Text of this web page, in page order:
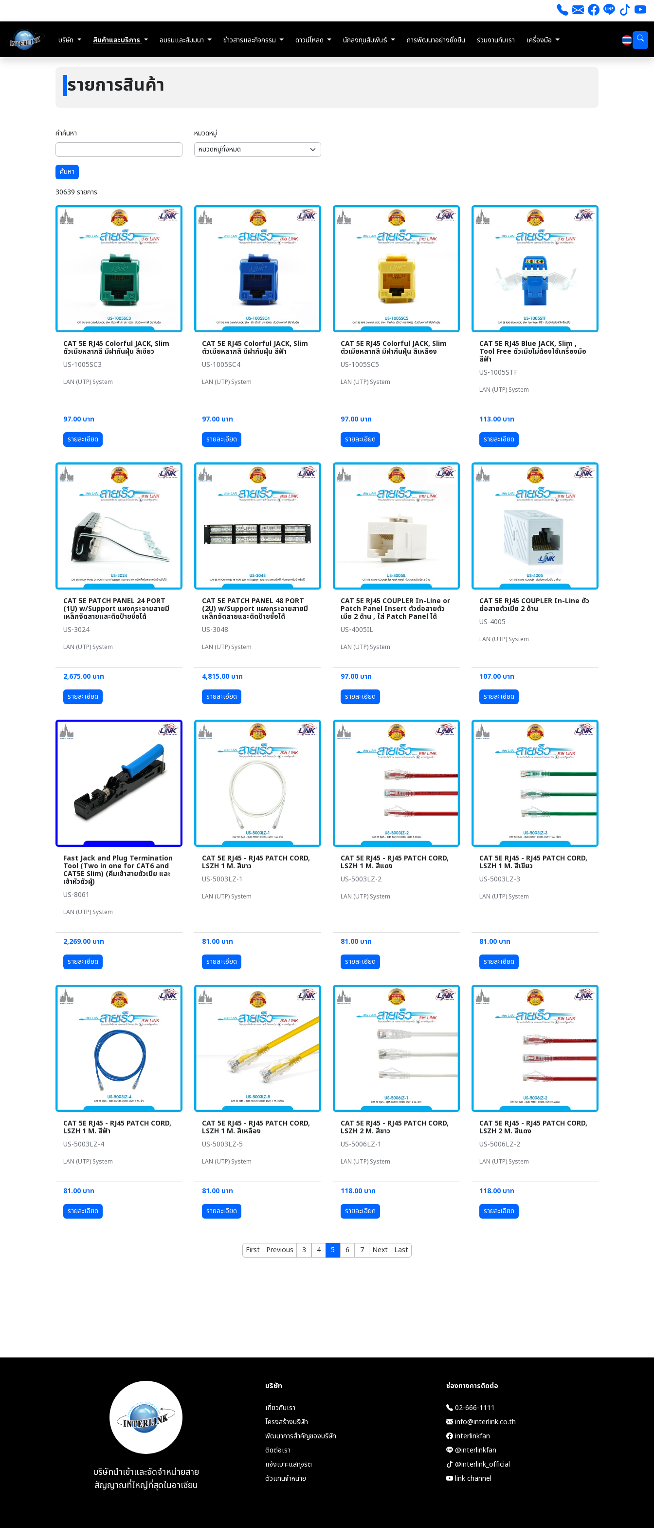
บริษัท สินค้าและบริการ อบรมและสัมมนา ข่าวสารและกิจกรรม ดาวน์โหลด นักลงทุนสัมพันธ์ การพัฒนาอย่างยั่งยืน ร่วมงานกับเรา เครื่องมือ
รายการสินค้า
คำค้นหา หมวดหมู่
ค้นหา
30639 รายการ
CAT 5E RJ45 Colorful JACK, Slim
ตัวเมียหลากสี มีฝากันฝุ่น สีเขียว
US-1005SC3
LAN (UTP) System
97.00 บาท
รายละเอียด
CAT 5E RJ45 Colorful JACK, Slim
ตัวเมียหลากสี มีฝากันฝุ่น สีฟ้า
US-1005SC4
LAN (UTP) System
97.00 บาท
รายละเอียด
CAT 5E RJ45 Colorful JACK, Slim
ตัวเมียหลากสี มีฝากันฝุ่น สีเหลือง
US-1005SC5
LAN (UTP) System
97.00 บาท
รายละเอียด
CAT 5E RJ45 Blue JACK, Slim ,
Tool Free ตัวเมียไม่ต้องใช้เครื่องมือ
สีฟ้า
US-1005STF
LAN (UTP) System
113.00 บาท
รายละเอียด
CAT 5E PATCH PANEL 24 PORT
(1U) w/Support แผงกระจายสายมี
เหล็กจัดสายและติดป้ายชื่อได้
US-3024
LAN (UTP) System
2,675.00 บาท
รายละเอียด
CAT 5E PATCH PANEL 48 PORT
(2U) w/Support แผงกระจายสายมี
เหล็กจัดสายและติดป้ายชื่อได้
US-3048
LAN (UTP) System
4,815.00 บาท
รายละเอียด
CAT 5E RJ45 COUPLER In-Line or
Patch Panel Insert ตัวต่อสายตัว
เมีย 2 ด้าน , ใส่ Patch Panel ได้
US-4005IL
LAN (UTP) System
97.00 บาท
รายละเอียด
CAT 5E RJ45 COUPLER In-Line ตัว
ต่อสายตัวเมีย 2 ด้าน
US-4005
LAN (UTP) System
107.00 บาท
รายละเอียด
Fast Jack and Plug Termination
Tool (Two in one for CAT6 and
CAT5E Slim) (คีมเข้าสายตัวเมีย และ
เข้าหัวตัวผู้)
US-8061
LAN (UTP) System
2,269.00 บาท
รายละเอียด
CAT 5E RJ45 - RJ45 PATCH CORD,
LSZH 1 M. สีขาว
US-5003LZ-1
LAN (UTP) System
81.00 บาท
รายละเอียด
CAT 5E RJ45 - RJ45 PATCH CORD,
LSZH 1 M. สีแดง
US-5003LZ-2
LAN (UTP) System
81.00 บาท
รายละเอียด
CAT 5E RJ45 - RJ45 PATCH CORD,
LSZH 1 M. สีเขียว
US-5003LZ-3
LAN (UTP) System
81.00 บาท
รายละเอียด
CAT 5E RJ45 - RJ45 PATCH CORD,
LSZH 1 M. สีฟ้า
US-5003LZ-4
LAN (UTP) System
81.00 บาท
รายละเอียด
CAT 5E RJ45 - RJ45 PATCH CORD,
LSZH 1 M. สีเหลือง
US-5003LZ-5
LAN (UTP) System
81.00 บาท
รายละเอียด
CAT 5E RJ45 - RJ45 PATCH CORD,
LSZH 2 M. สีขาว
US-5006LZ-1
LAN (UTP) System
118.00 บาท
รายละเอียด
CAT 5E RJ45 - RJ45 PATCH CORD,
LSZH 2 M. สีแดง
US-5006LZ-2
LAN (UTP) System
118.00 บาท
รายละเอียด
First Previous 3 4 5 6 7 Next Last
บริษัทนำเข้าและจัดจำหน่ายสาย
สัญญาณที่ใหญ่ที่สุดในอาเซียน
บริษัท
เกี่ยวกับเรา
โครงสร้างบริษัท
พัฒนาการสำคัญของบริษัท
ติดต่อเรา
แจ้งเบาะแสทุจริต
ตัวแทนจำหน่าย
ช่องทางการติดต่อ
02-666-1111
info@interlink.co.th
interlinkfan
@interlinkfan
@interlink_official
link channel